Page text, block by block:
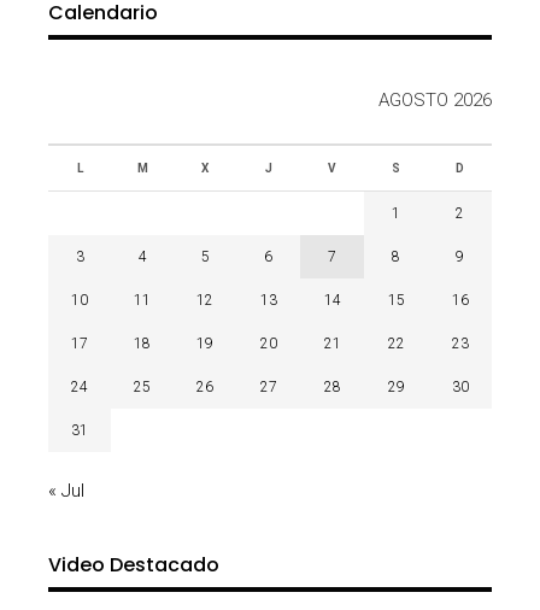
Calendario
AGOSTO 2026
L M X J V S D
1 2
3 4 5 6 7 8 9
10 11 12 13 14 15 16
17 18 19 20 21 22 23
24 25 26 27 28 29 30
31
« Jul
Video Destacado